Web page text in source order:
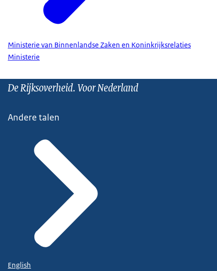
Ministerie van Binnenlandse Zaken en Koninkrijksrelaties
Ministerie
De Rijksoverheid. Voor Nederland
Andere talen
English